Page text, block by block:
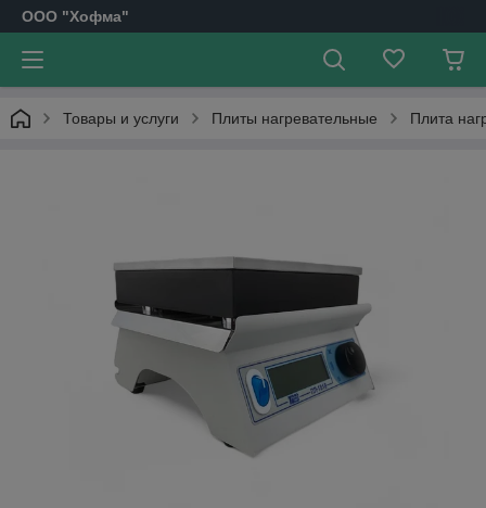
OOO "Хофма"
Товары и услуги Плиты нагревательные Плита